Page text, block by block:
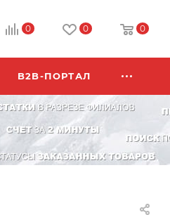
0 0 0
B2B-ПОРТАЛ